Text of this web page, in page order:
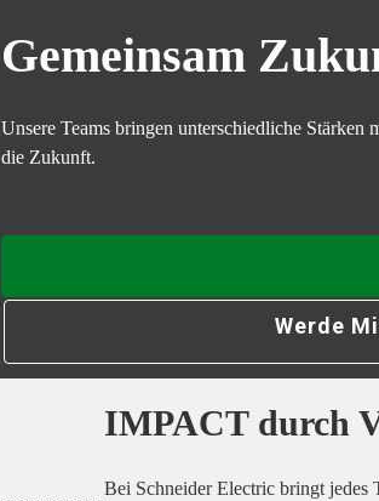
Gemeinsam
Unsere Teams bringen unterschiedliche Stärken
die Zukunft.
Werde
IMPACT durch
Bei Schneider Electric bringt jedes